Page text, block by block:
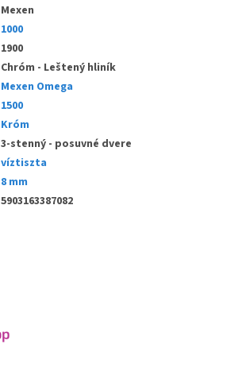
Mexen
1000
1900
Chróm - Leštený hliník
Mexen Omega
1500
Króm
3-stenný - posuvné dvere
víztiszta
8 mm
5903163387082